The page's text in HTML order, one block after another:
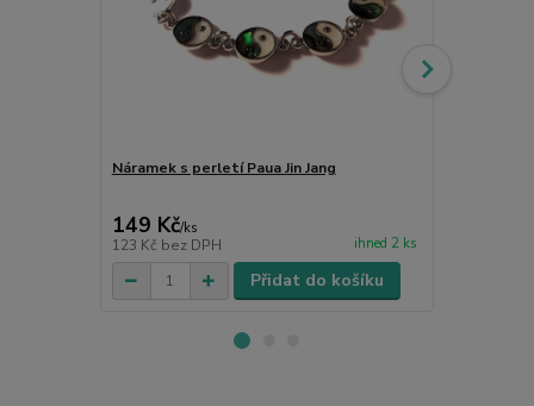
Náramek s perletí Paua Jin Jang
149 Kč/ks
123 Kč bez DPH ihned 2 ks
Přidat do košíku